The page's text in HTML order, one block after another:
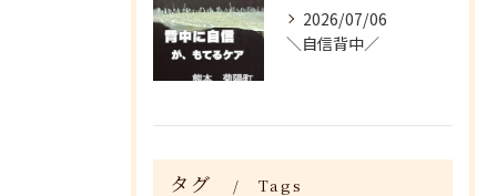
2026/07/06
＼自信背中／
タグ Tags